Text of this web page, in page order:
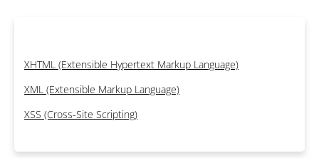
XHTML (Extensible Hypertext Markup Language)
XML (Extensible Markup Language)
XSS (Cross-Site Scripting)